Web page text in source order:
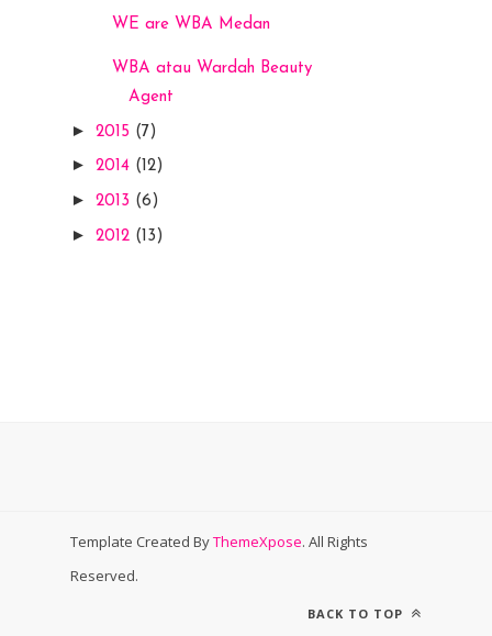
WE are WBA Medan
WBA atau Wardah Beauty
Agent
► 2015 (7)
► 2014 (12)
► 2013 (6)
► 2012 (13)
Template Created ByThemeXpose. All Rights
Reserved.
BACK TO TOP